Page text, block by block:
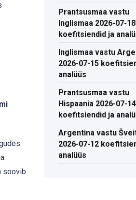
soovib
Prantsusmaa vastu
Inglismaa 2026-07-18
koefitsiendid ja
Inglismaa vastu
2026-07-15
analüüs
Prantsusmaa vastu
Hispaania 2026-07-14
koefitsiendid ja
Argentina vastu
2026-07-12
analüüs